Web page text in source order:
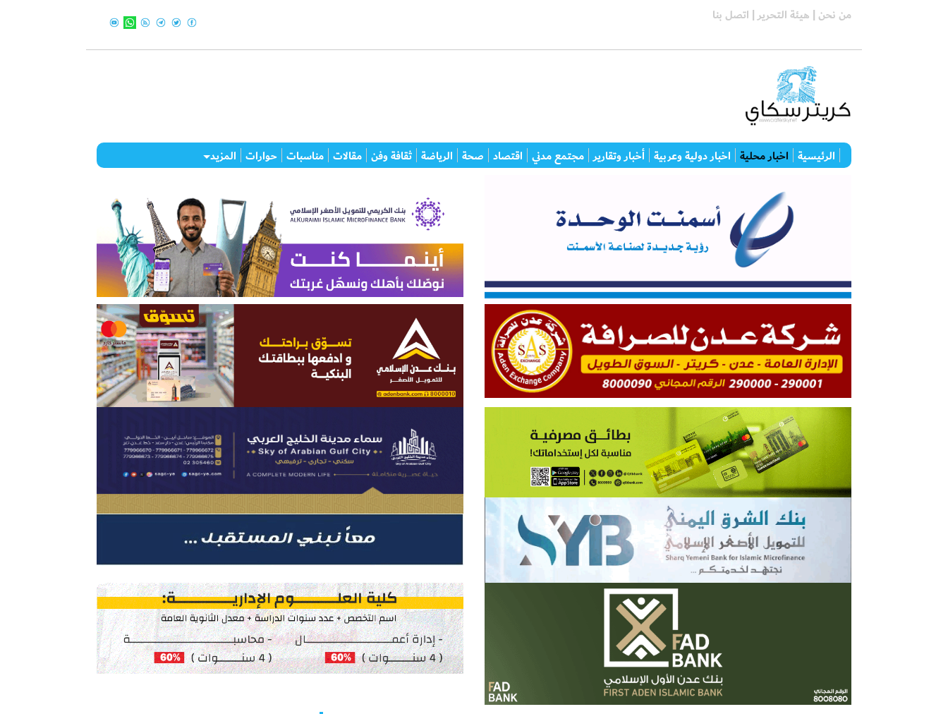
من نحن | هيئة التحرير | اتصل بنا
الرئيسية اخبار محلية اخبار دولية وعربية أخبار وتقارير مجتمع مدني اقتصاد صحة الرياضة ثقافة وفن مقالات مناسبات حوارات المزيد